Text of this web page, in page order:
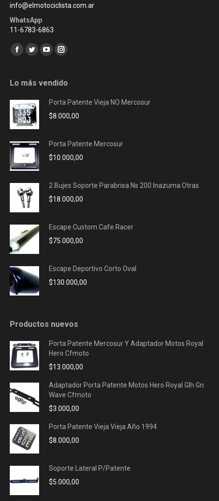
info@elmotociclista.com.ar
WhatsApp
11-6783-6863
Encuéntranos en:
Facebook
opens
new
window
Twitter
opens
new
window
YouTube
opens
new
window
Instagram
opens
new
window
Lo más vendido
Porta Patente Vieja NO Mercosur
$8.000,00
Porta Patente Mercosur
$10.000,00
2 Bujes Soporte Parabrisa Ns 200 Inazuma Otras
$18.000,00
Escape Custom Cafe Racer
$75.000,00
Escape Deportivo Corto Oval
$130.000,00
Productos nuevos
Porta Patente Mercosur Y Adaptador Motos Royal
Hero Cfmoto
$13.000,00
Adaptador Porta Patente Motos Hero Royal Glh Gn
Wave Cfmoto
$3.000,00
Porta Patente Vieja Vieja Año 1994
$8.000,00
Soporte Lateral P/Patente
$5.000,00